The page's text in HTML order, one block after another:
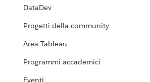
DataDev
Progetti della community
Area Tableau
Programmi accademici
Eventi